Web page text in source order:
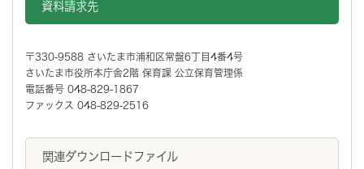
資料請求先
〒330-9588 さいたま市浦和区常盤6丁目4番4号
さいたま市役所本庁舎2階 保育課 公立保育管理係
電話番号 048-829-1867
ファックス 048-829-2516
関連ダウンロードファイル